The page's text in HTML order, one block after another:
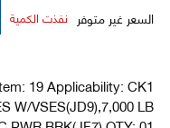
السعر غير متوفر نفذت الكمية
19 Applicability: CK1
W/VSES(JD9),7,000 LB